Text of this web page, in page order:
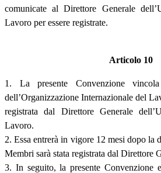
comunicate al Direttore Generale
Lavoro per essere registrate.
Articolo 10
1. La presente Convenzione
dell’Organizzazione Internazionale del
registrata dal Direttore Generale
Lavoro.
2. Essa entrerà in vigore 12 mesi dopo la
Membri sarà stata registrata dal Direttore
3. In seguito, la presente Convenzione